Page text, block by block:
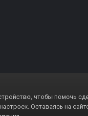
чтобы помочь
Оставаясь на